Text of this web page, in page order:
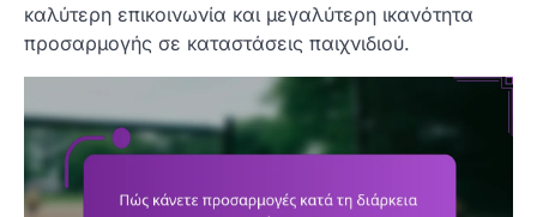
καλύτερη επικοινωνία και μεγαλύτερη ικανότητα
προσαρμογής σε καταστάσεις παιχνιδιού.